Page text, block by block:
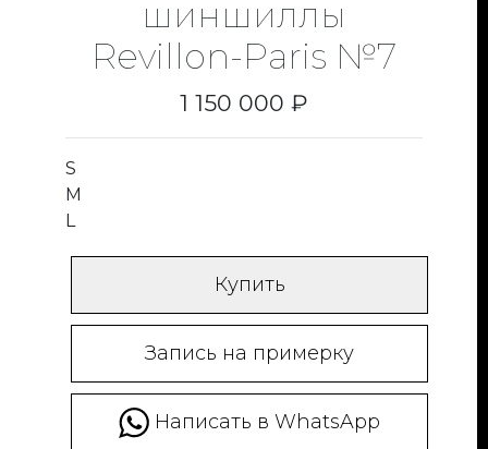
шиншиллы
Revillon-Paris №7
1 150 000 ₽
S
M
L
Купить
Запись на примерку
Написать в WhatsApp